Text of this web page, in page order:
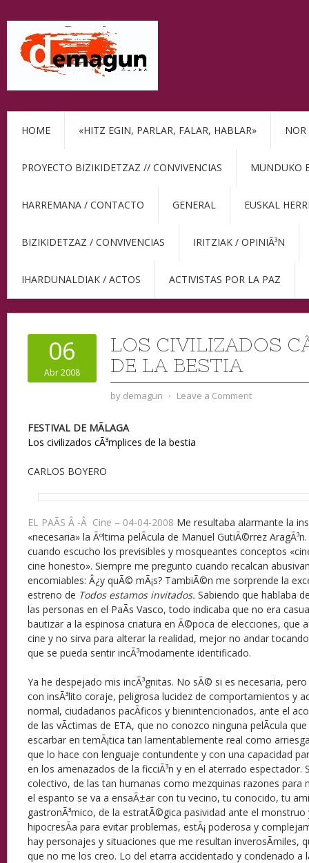
HOME «HITZ EGIN, PARLAR, FALAR, HABLAR» NOR
PROYECTO BIZIKIDETZAZ // CONVIVENCIAS MUNDUKO
HARREMANA / CONTACTO GENERAL EUSKAL
BIZIKIDETZAZ / CONVIVENCIAS IRITZIAK / OPINIÃ³N
IHARDUNALDIAK / ACTOS ACTIVISTAS POR LA PAZ
06
Abr 2008
LOS CIVILIZADOS
DE LA BESTIA
by demagun ⋅ Leave a Comment
FESTIVAL DE MÃLAGA
Los civilizados cÃ³mplices de la bestia
CARLOS BOYERO
EL PAÃS Â -Â Cine – 04-04-2008 Me resultaba alarmante la
«necesaria» la Ãºltima pelÃ­cula de Manuel GutiÃ©rrez
cuando escucho los previsibles y mosqueantes conceptos
cine honesto». Siempre me pregunto cuando recalcan
encomiables: Â¿y quÃ© mÃ¡s? TambiÃ©n me sorprende la
estreno de Todos estamos invitados. Sabiendo que hablaba
las personas en el PaÃ­s Vasco, todo indicaba que no era
bautizar a la espinosa criatura en Ã©poca de elecciones, que
cine y no sirva para alterar la realidad, mejor no andar
que se pueda sentir incÃ³modamente identificado.
Ya he despejado mis incÃ³gnitas. No sÃ© si es necesaria,
con insÃ³lito coraje, peligrosa lucidez de comportamientos y
normal, ciudadanos pacÃ­ficos y bienintencionados, ante el
de las vÃ­ctimas de ETA, que no conozco ninguna pelÃ­cula
escarbar en temÃ¡tica tan lamentablemente real como
que lo hace con lenguaje contundente y con una capacidad
en los amenazados de la ficciÃ³n y en el aterrado espectador.
colectivo, de las tan humanas como mezquinas razones para
el espanto se va a ensaÃ±ar con tu vecino, tu conocido, tu
gastronÃ³mico, de la estratÃ©gica pasividad ante el monstruo
hipocresÃ­a para evitar problemas, estÃ¡ poderosa y
hay personajes y situaciones que me resultan inverosÃ­miles,
que no me los creo. Lo del etarra accidentado y condenado a